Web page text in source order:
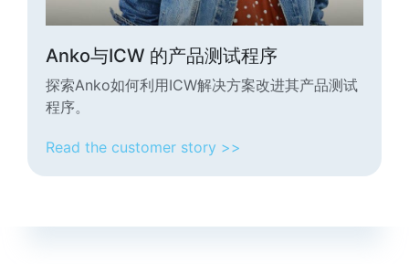
Anko与ICW 的产品测试程序
探索Anko如何利用ICW解决方案改进其产品测试
程序。
Read the customer story >>